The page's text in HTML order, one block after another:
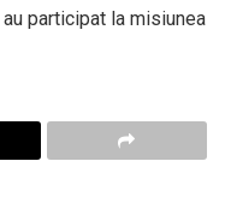
participat la misiunea